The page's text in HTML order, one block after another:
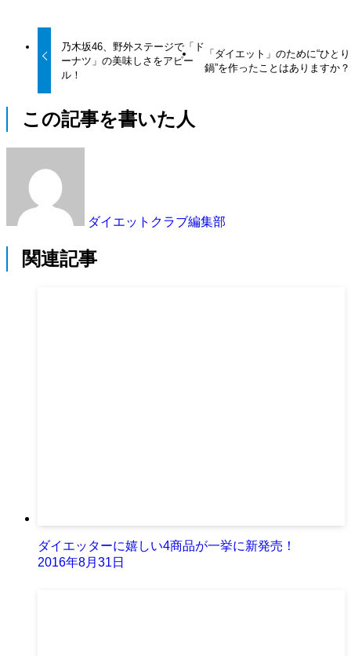
乃木坂46、野外ステージで「ド
ーナツ」の美味しさをアピー
ル！
「ダイエット」のために“ひとり
鍋”を作ったことはありますか？
この記事を書いた人
ダイエットクラブ編集部
関連記事
ダイエッターに嬉しい4商品が一挙に新発売！
2016年8月31日